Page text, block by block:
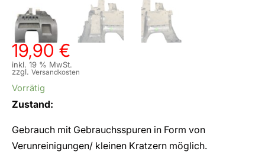
19,90 €
inkl. 19 % MwSt.
zzgl. Versandkosten
Vorrätig
Zustand:
Gebrauch mit Gebrauchsspuren in Form von
Verunreinigungen/ kleinen Kratzern möglich.